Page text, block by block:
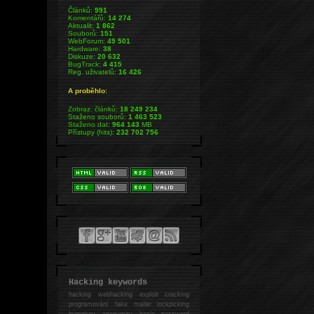
Článků:991
Komentářů:14 274
Aktualit:1 862
Souborů:151
WebForum:49 501
Hardware:38
Diskuze:20 632
BugTrack:4 415
Reg. uživatelů:16 426
A proběhlo:
Zobraz. článků:18 249 234
Staženo souborů:1 463 523
Staženo dat:964 143MB
Přístupy (hits):232 702 756
Hacking keywords
hackingwebhacking exploit cracking
programování fake mailer lockpicking